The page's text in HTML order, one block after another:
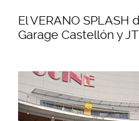
El VERANO SPLASH
Garage Castellón y